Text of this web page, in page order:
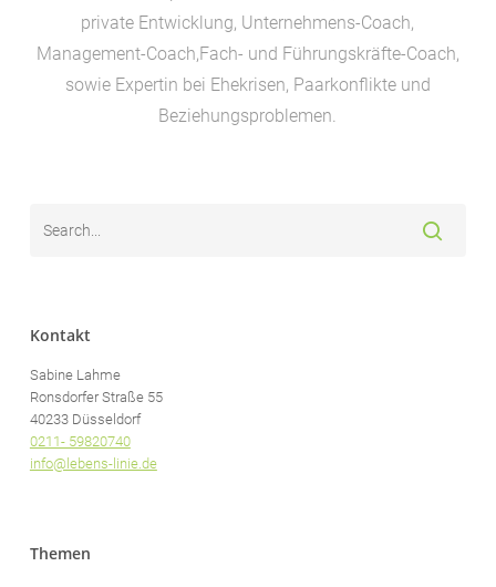
private Entwicklung, Unternehmens-Coach,
Management-Coach,Fach- und Führungskräfte-Coach,
sowie Expertin bei Ehekrisen, Paarkonflikte und
Beziehungsproblemen.
Kontakt
Sabine Lahme
Ronsdorfer Straße 55
40233 Düsseldorf
0211- 59820740
info@lebens-linie.de
Themen